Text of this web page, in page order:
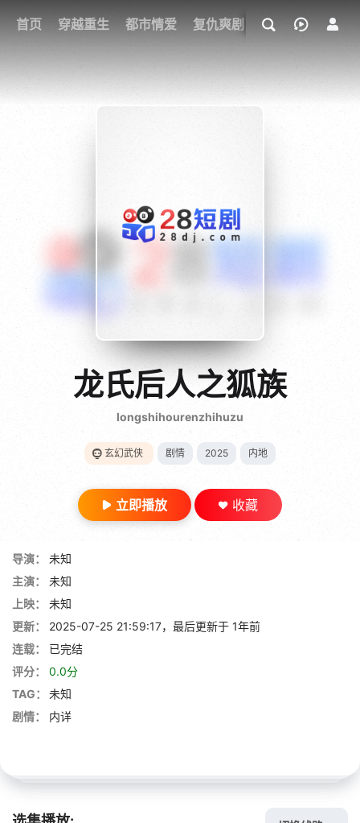
首页 穿越重生 都市情爱 复仇爽剧 玄幻武侠 奇幻
我的观影记录
{if condition="$obj.vod_points
28短剧
龙氏后人之狐族
longshihourenzhihuzu
玄幻武侠 剧情 2025 内地
立即播放 收藏
导演：
未知
主演：
未知
上映：
未知
更新：
2025-07-25 21:59:17，最后更新于 1年前
连载：
已完结
评分：
0.0分
TAG：
未知
剧情：
内详